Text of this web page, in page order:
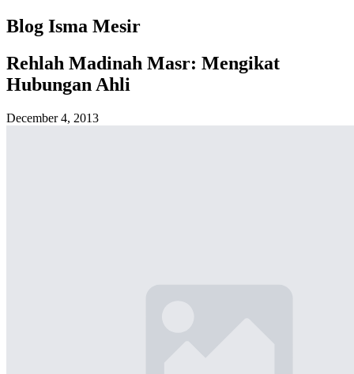
Blog Isma Mesir
Rehlah Madinah Masr: Mengikat
Hubungan Ahli
December 4, 2013